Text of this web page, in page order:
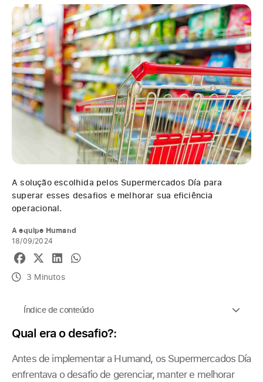
A solução escolhida pelos Supermercados Día para
superar esses desafios e melhorar sua eficiência
operacional.
A equipe Humand
18/09/2024
3 Minutos
Índice de conteúdo
Qual era o desafio?:
Antes de implementar a Humand, os Supermercados Día
enfrentava o desafio de gerenciar, manter e melhorar